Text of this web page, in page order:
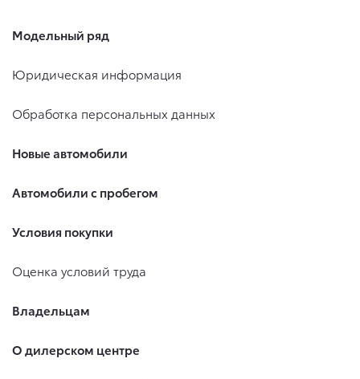
Модельный ряд
Юридическая информация
Обработка персональных данных
Новые автомобили
Автомобили с пробегом
Условия покупки
Оценка условий труда
Владельцам
О дилерском центре